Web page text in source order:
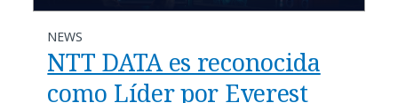
NEWS
NTT DATA es reconocida
como Líder por Everest